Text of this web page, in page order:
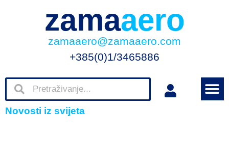
zamaaero
zamaaero@zamaaero.com
+385(0)1/3465886
Novosti iz svijeta